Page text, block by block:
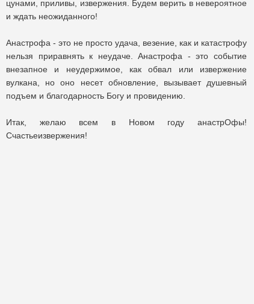
цунами, приливы, извержения. Будем верить в невероятное
и ждать неожиданного!
Анастрофа - это не просто удача, везение, как и катастрофу
нельзя приравнять к неудаче. Анастрофа - это событие
внезапное и неудержимое, как обвал или извержение
вулкана, но оно несет обновление, вызывает душевный
подъем и благодарность Богу и провидению.
Итак, желаю всем в Новом году анастрОфы!
Счастьеизвержения!